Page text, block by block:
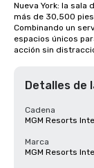
Nueva York: la sala
más de 30,500
Combinando un
espacios únicos
acción sin
Detalles de
Cadena
MGM Resorts
Marca
MGM Resorts